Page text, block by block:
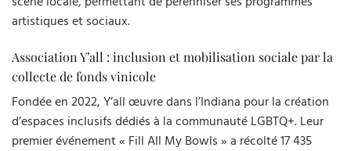
artistiques et sociaux.
Association Y’all : inclusion et mobilisation sociale par la
collecte de fonds vinicole
Fondée en 2022, Y’all œuvre dans l’Indiana pour la création
d’espaces inclusifs dédiés à la communauté LGBTQ+. Leur
premier événement « Fill All My Bowls » a récolté 17 435